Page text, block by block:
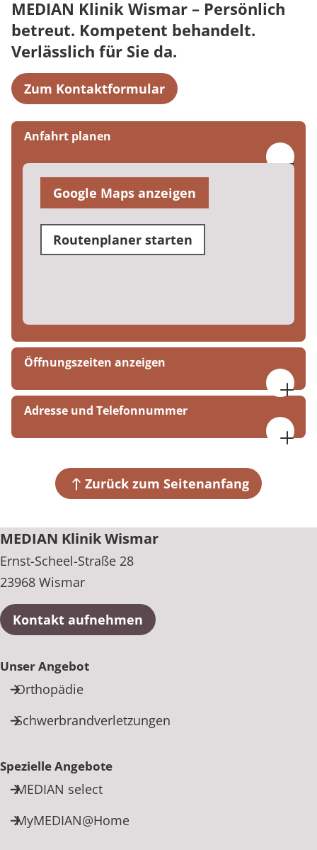
MEDIAN Klinik Wismar – Persönlich
betreut. Kompetent behandelt.
Verlässlich für Sie da.
Zum Kontaktformular
Anfahrt planen
Google Maps anzeigen
Routenplaner starten
Öffnungszeiten anzeigen
Montag bis Donnerstag
07:30 - 17:00 Uhr
Freitag und Samstag
Adresse und Telefonnummer
23968 WismarZurück zum Seitenanfang
MEDIAN Klinik Wismar
Ernst-Scheel-Straße 28
23968 Wismar
Kontakt aufnehmen
Unser Angebot
Orthopädie
Schwerbrandverletzungen
Spezielle Angebote
MEDIAN select
MyMEDIAN@Home